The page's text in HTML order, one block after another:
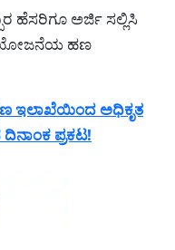
ಹೆಸರಿಗೂ ಅರ್ಜಿ ಸಲ್ಲಿಸಿ
ಯೋಜನೆಯ ಹಣ
ಇಲಾಖೆಯಿಂದ ಅಧಿಕೃತ
ಪ್ರಕಟ!